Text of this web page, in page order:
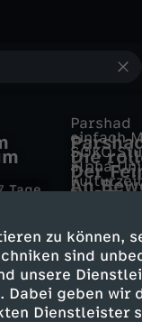
zu können,
sind
unsere
geben wir
Dienstleister
Parshad
einfach
Die
SOKO
Der
alpha Uni
An
Alltag
SWR
Was
Die